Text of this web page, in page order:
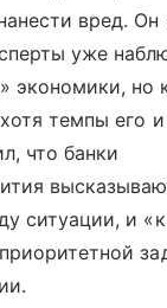
вред. Он
уже
экономики, но
темпы его
что банки
ситуации, и